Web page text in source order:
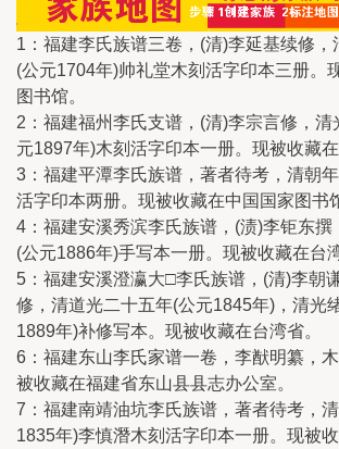
1：福建李氏族谱三卷，(清)李延基续修，
(公元1704年)帅礼堂木刻活字印本三册。
图书馆。
2：福建福州李氏支谱，(清)李宗言修，清
元1897年)木刻活字印本一册。现被收藏在
3：福建平潭李氏族谱，著者待考，清朝
活字印本两册。现被收藏在中国国家图书
4：福建安溪秀滨李氏族谱，(渍)李钜东撰
(公元1886年)手写本一册。现被收藏在台
5：福建安溪澄瀛大□李氏族谱，(清)李朝
修，清道光二十五年(公元1845年)，清光
1889年)补修写本。现被收藏在台湾省。
6：福建东山李氏家谱一卷，李猷明纂，
被收藏在福建省东山县县志办公室。
7：福建南靖油坑李氏族谱，著者待考，
1835年)李慎潛木刻活字印本一册。现被收